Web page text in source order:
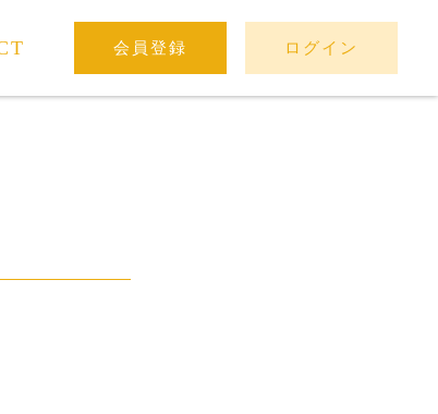
会員登録 ログイン